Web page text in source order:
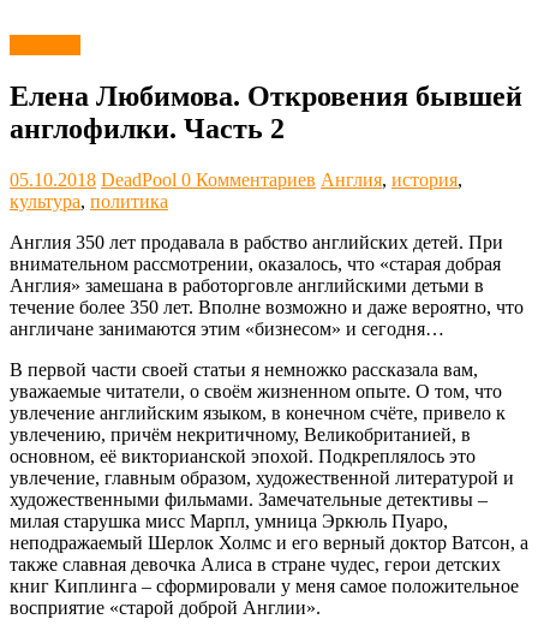
Елена Любимова. Откровения бывшей
англофилки. Часть 2
05.10.2018 DeadPool 0 Комментариев Англия, история,
культура, политика
Англия 350 лет продавала в рабство английских детей. При
внимательном рассмотрении, оказалось, что «старая добрая
Англия» замешана в работорговле английскими детьми в
течение более 350 лет. Вполне возможно и даже вероятно, что
англичане занимаются этим «бизнесом» и сегодня…
В первой части своей статьи я немножко рассказала вам,
уважаемые читатели, о своём жизненном опыте. О том, что
увлечение английским языком, в конечном счёте, привело к
увлечению, причём некритичному, Великобританией, в
основном, её викторианской эпохой. Подкреплялось это
увлечение, главным образом, художественной литературой и
художественными фильмами. Замечательные детективы –
милая старушка мисс Марпл, умница Эркюль Пуаро,
неподражаемый Шерлок Холмс и его верный доктор Ватсон, а
также славная девочка Алиса в стране чудес, герои детских
книг Киплинга – сформировали у меня самое положительное
восприятие «старой доброй Англии».